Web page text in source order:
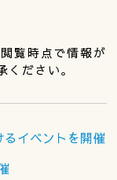
覧時点で情報が
ださい。
イベントを開催